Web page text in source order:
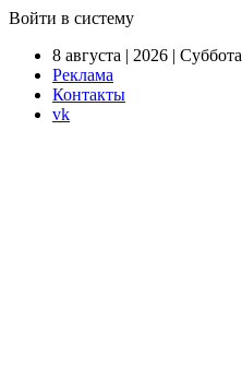
Войти в систему
8 августа | 2026 | Суббота
Реклама
Контакты
vk